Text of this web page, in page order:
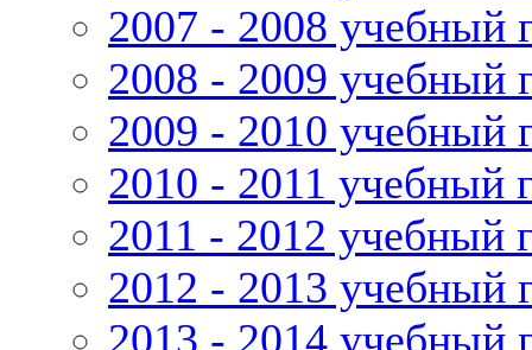
2007 - 2008 учебный
2008 - 2009 учебный
2009 - 2010 учебный
2010 - 2011 учебный
2011 - 2012 учебный
2012 - 2013 учебный
2013 - 2014 учебный